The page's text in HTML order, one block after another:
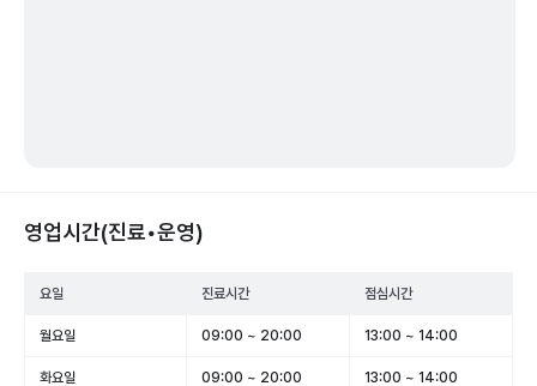
영업시간(진료•운영)
요일 진료시간 점심시간
월요일 09:00 ~ 20:00 13:00 ~ 14:00
화요일 09:00 ~ 20:00 13:00 ~ 14:00